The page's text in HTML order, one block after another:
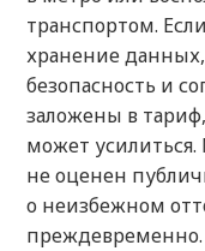
транспортом.
хранение
безопасность и
заложены в
может
не оценен
о неизбежном
преждевременно.